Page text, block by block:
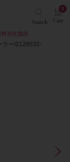
Search Cart
0
当社負担
ラー/2129533-